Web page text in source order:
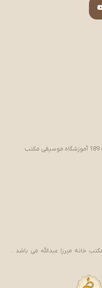
قم.بلوار صدوقی نبش کوچه 11 پلاک 189 آموزشگاه موسیقی مکتب
خانه میرزا عبدالله می باشد .